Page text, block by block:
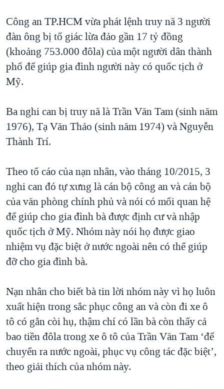
GIÁO DỤC
CHI PHÍ CHIẾN TRANH AFGHANISTAN
CÁC GIÁ TRỊ CỘNG HÒA Ở VIỆT NAM
THƯỢNG ĐỈNH TRUMP-KIM TẠI VIỆT NAM
TRỊNH VĨNH BÌNH VS. CHÍNH PHỦ VIỆT NAM
BÊN KIA QUỐC LỘ: TIẾNG VỌNG TỪ NÔNG THÔN MỸ
QUAN HỆ VIỆT MỸ
Công an TP.HCM vừa phát lệnh truy nã 3 người
đàn ông bị tố giác lừa đảo gần 17 tỷ đồng
(khoảng 753.000 đôla) của một người dân thành
phố để giúp gia đình người này có quốc tịch ở
Mỹ.
Ba nghi can bị truy nã là Trần Văn Tam (sinh năm
1976), Tạ Văn Thảo (sinh năm 1974) và Nguyễn
Thành Trí.
Theo tố cáo của nạn nhân, vào tháng 10/2015, 3
nghi can đó tự xưng là cán bộ công an và cán bộ
của văn phòng chính phủ và nói có mối quan hệ
để giúp cho gia đình bà được định cư và nhập
quốc tịch ở Mỹ. Nhóm này nói họ được giao
nhiệm vụ đặc biệt ở nước ngoài nên có thể giúp
đỡ cho gia đình bà.
Nạn nhân cho biết bà tin lời nhóm này vì họ luôn
xuất hiện trong sắc phục công an và còn đi xe ô
tô có gắn còi hụ, thậm chí có lần bà còn thấy cả
bao tiền đôla trong xe ô tô của Trần Văn Tam ‘để
chuyển ra nước ngoài, phục vụ công tác đặc biệt’,
theo giải thích của nhóm này.